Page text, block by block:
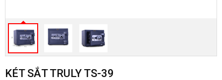
KÉT SẮT TRULY TS-39